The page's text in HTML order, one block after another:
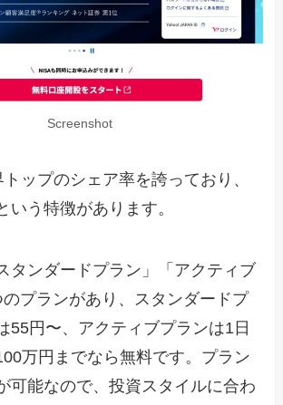
Screenshot
ップのシェア率を誇っており、
いう特徴があります。
タンダードプラン」「アクティブ
プランがあり、スタンダードプ
55円〜、アクティブプランは1日
万円までなら無料です。プラン
可能なので、投資スタイルに合わ